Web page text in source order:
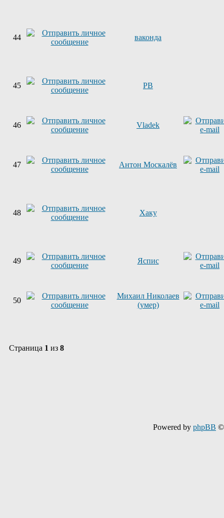
44 ваконда
45 PB
46 Vladek
47 Антон Москалёв
48 Хаку
49 Яспис
50
Михаил Николаев
(умер)
Страница 1 из 8
Powered by phpBB ©